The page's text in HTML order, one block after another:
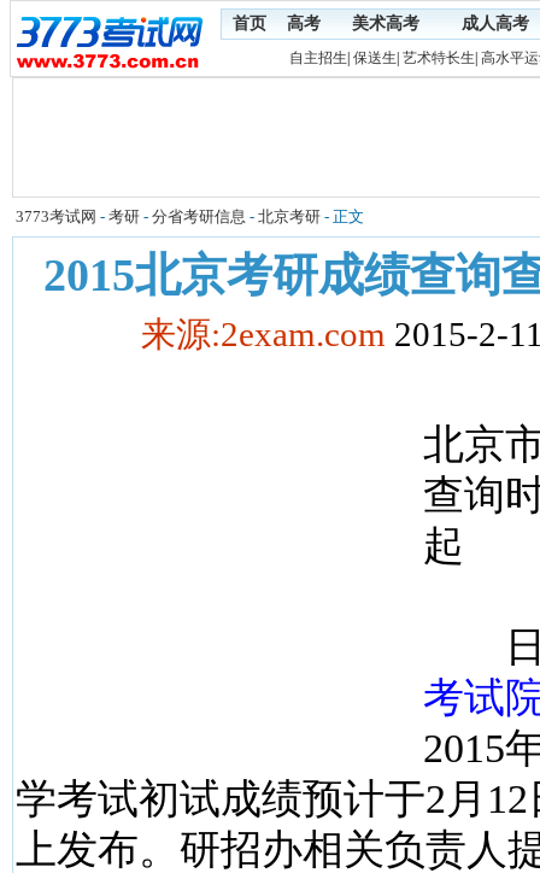
首页 高考 美术高考 成人高考
自主招生 保送生 艺术特长生 高水平
3773考试网 - 考研 - 分省考研信息 - 北京考研 - 正文
2015北京考研成绩查询
来源:2exam.com 2015-2-
北京
查询
起
日
考试
2015
学考试初试成绩预计于2月
上发布。研招办相关负责人